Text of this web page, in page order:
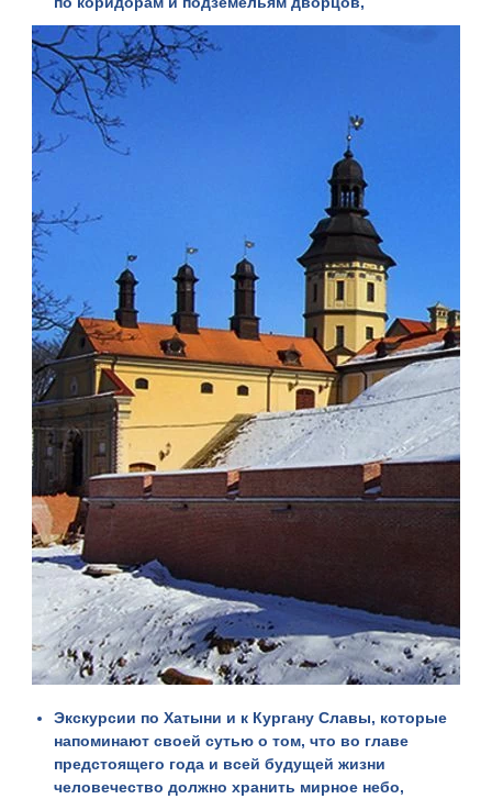
Экскурсии по Хатыни и к Кургану Славы, которые
напоминают своей сутью о том, что во главе
предстоящего года и всей будущей жизни
человечество должно хранить мирное небо,